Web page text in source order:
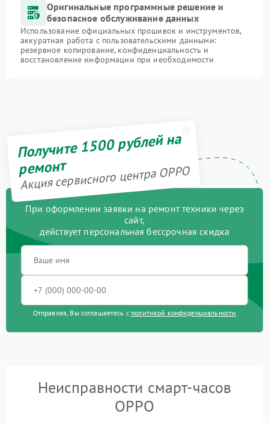
Оригинальные программные решение и
безопасное обслуживание данных
Использование официальных прошивок и инструментов,
аккуратная работа с пользовательскими данными:
резервное копирование, конфиденциальность и
восстановление информации при необходимости
Получите 1500 рублей на
ремонт
Акция сервисного центра OPPO
При оформлении заявки на ремонт техники через
сайт,
действует персональная бессрочная скидка
Отправляя, Вы соглашаетесь с политикой конфиденциальности
Неисправности смарт-часов
OPPO